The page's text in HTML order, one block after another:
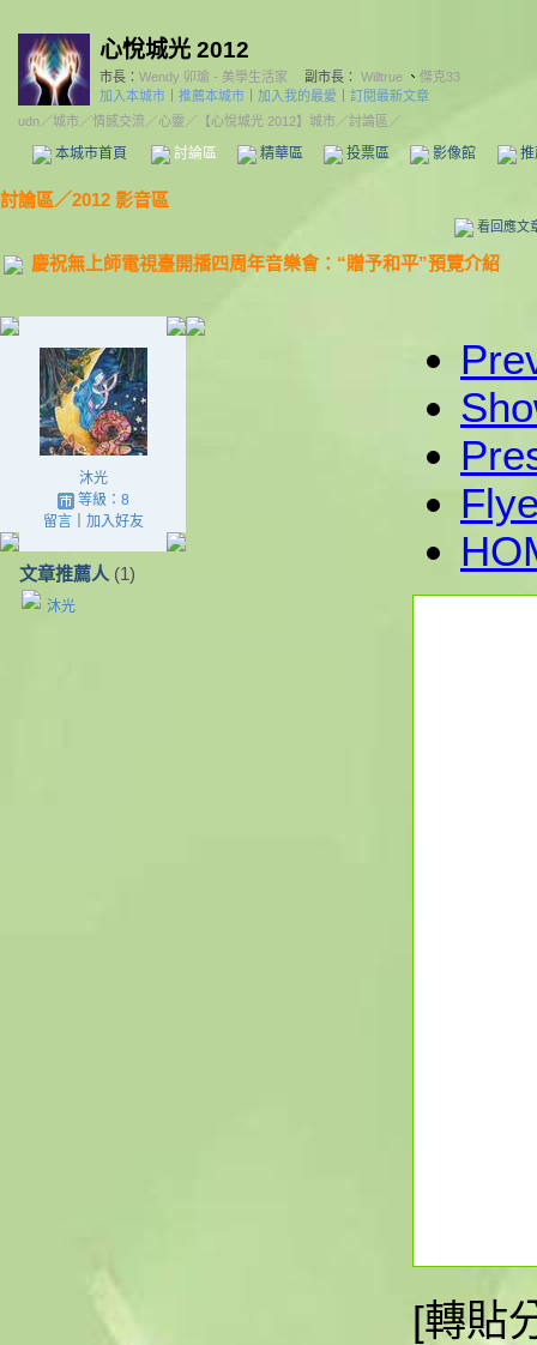
心悅城光 2012
市長： Wendy 卯瑜 - 美學生活家 副市長： Willtrue 、 傑克33
加入本城市
推薦本城市 加入我的最愛
訂閱最新文章
udn／城市 ／情感交流 ／心靈 ／ 【心悅城光 2012】城市 ／討論區／
本城市首頁 討論區 精華區 投票區 影像館
討論區／2012 影音區
看回應文
慶祝無上師電視臺開播四周年音樂會：“贈予和平”預覽介紹
沐光
等級：8
留言｜ 加入好友
文章推薦人 (1)
沐光
[轉貼